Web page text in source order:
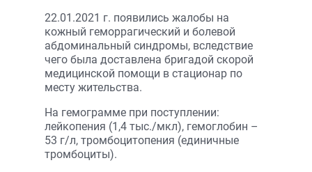
22.01.2021 г. появились жалобы на
кожный геморрагический и болевой
абдоминальный синдромы, вследствие
чего была доставлена бригадой скорой
медицинской помощи в стационар по
месту жительства.
На гемограмме при поступлении:
лейкопения (1,4 тыс./мкл), гемоглобин –
53 г/л, тромбоцитопения (единичные
тромбоциты).